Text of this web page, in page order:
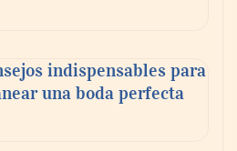
indispensables para
una boda perfecta